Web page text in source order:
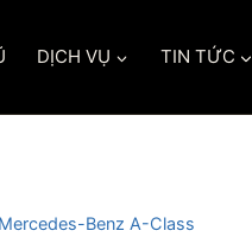
DỊCH VỤ TIN TỨC
Mercedes-Benz A-Class